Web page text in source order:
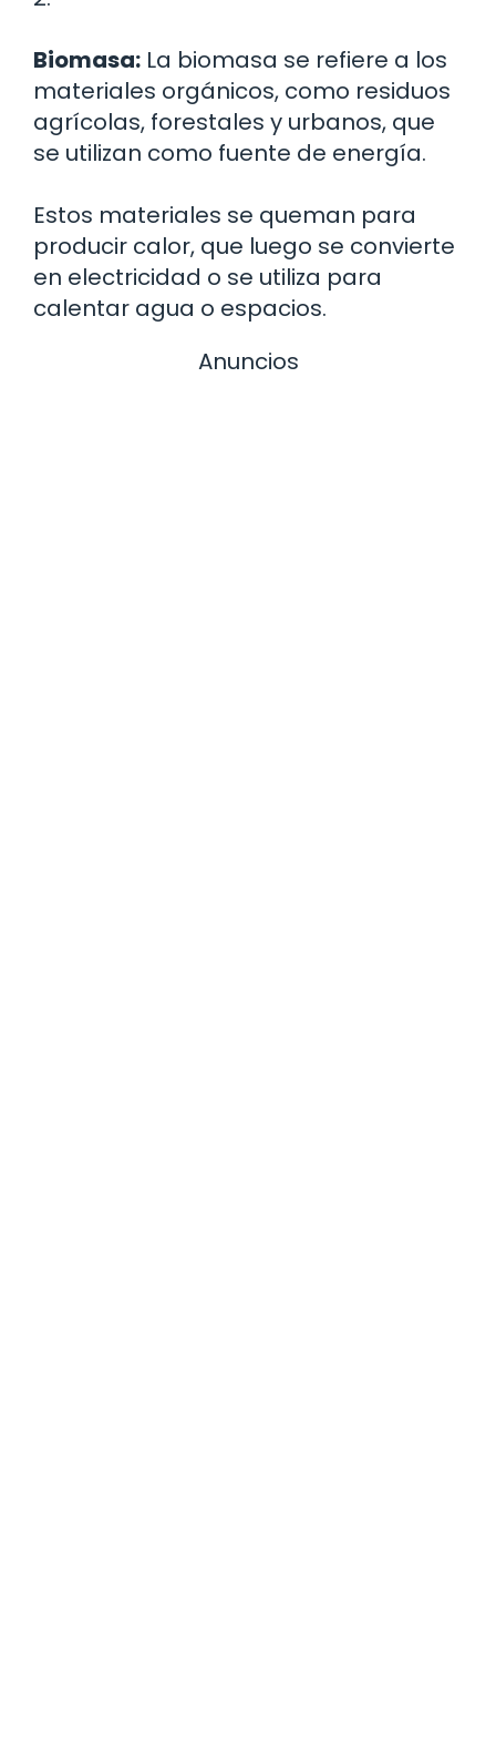
Biomasa: La biomasa se refiere a los
materiales orgánicos, como residuos
agrícolas, forestales y urbanos, que
se utilizan como fuente de energía.
Estos materiales se queman para
producir calor, que luego se convierte
en electricidad o se utiliza para
calentar agua o espacios.
Anuncios